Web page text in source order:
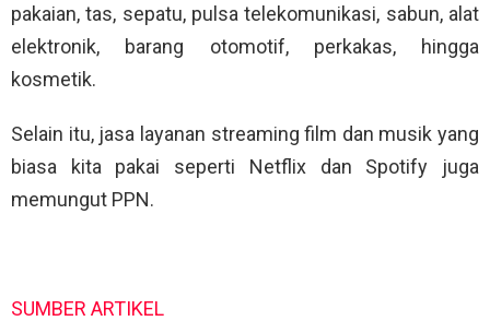
pakaian, tas, sepatu, pulsa telekomunikasi, sabun, alat
elektronik, barang otomotif, perkakas, hingga
kosmetik.
Selain itu, jasa layanan streaming film dan musik yang
biasa kita pakai seperti Netflix dan Spotify juga
memungut PPN.
SUMBER ARTIKEL